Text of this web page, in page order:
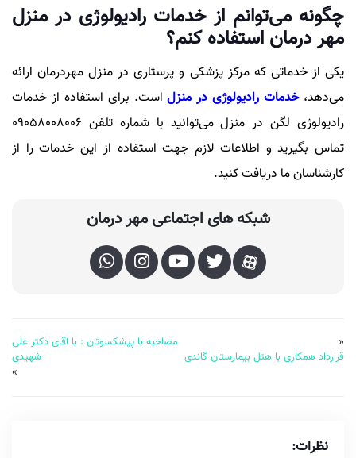
چگونه می‌توانم از خدمات رادیولوژی در منزل
مهر درمان استفاده کنم؟
یکی از خدماتی که مرکز پزشکی و پرستاری در منزل مهردرمان ارائه
می‌دهد،خدمات رادیولوژی در منزلاست. برای استفاده از خدمات
رادیولوژی لگن در منزل می‌توانید با شماره تلفن 09058008006
تماس بگیرید و اطلاعات لازم جهت استفاده از این خدمات را از
کارشناسان ما دریافت کنید.
شبکه های اجتماعی مهر درمان
«
قرارداد همکاری با هتل بیمارستان گاندی
مصاحبه با پیشکسوتان : با آقای دکتر علی
شهیدی
»
نظرات: